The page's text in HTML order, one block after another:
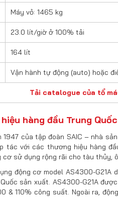
Máy vỏ: 1465 kg
23.0 lít/giờ ở 100% tải
164 lít
Vận hành tự động (auto) hoặc
Tải catalogue của tổ
hàng đầu Trung
của tập đoàn SAIC – nhà
tác với các thương hiệu hàng
sử dụng rộng rãi cho tàu thủy,
động cơ model AS4300-
sản xuất. AS4300-G21A
& 110% công suất. Ngoài ra,